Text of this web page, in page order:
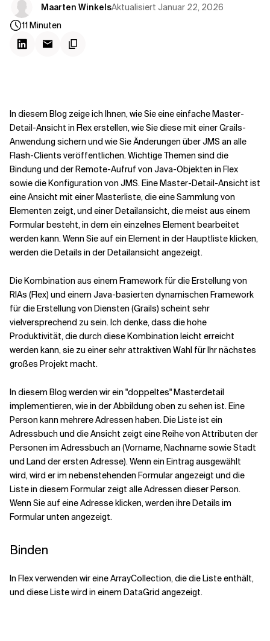
Verwandte Themen
Maarten WinkelsAktualisiert Januar 22, 2026
11Minuten
In diesem Blog zeige ich Ihnen, wie Sie eine einfache Master-
Detail-Ansicht in Flex erstellen, wie Sie diese mit einer Grails-
Anwendung sichern und wie Sie Änderungen über JMS an alle
Flash-Clients veröffentlichen. Wichtige Themen sind die
Bindung und der Remote-Aufruf von Java-Objekten in Flex
sowie die Konfiguration von JMS. Eine Master-Detail-Ansicht ist
eine Ansicht mit einer Masterliste, die eine Sammlung von
Elementen zeigt, und einer Detailansicht, die meist aus einem
Formular besteht, in dem ein einzelnes Element bearbeitet
werden kann. Wenn Sie auf ein Element in der Hauptliste klicken,
werden die Details in der Detailansicht angezeigt.
Die Kombination aus einem Framework für die Erstellung von
RIAs (Flex) und einem Java-basierten dynamischen Framework
für die Erstellung von Diensten (Grails) scheint sehr
vielversprechend zu sein. Ich denke, dass die hohe
Produktivität, die durch diese Kombination leicht erreicht
werden kann, sie zu einer sehr attraktiven Wahl für Ihr nächstes
großes Projekt macht.
In diesem Blog werden wir ein "doppeltes" Masterdetail
implementieren, wie in der Abbildung oben zu sehen ist. Eine
Person kann mehrere Adressen haben. Die Liste ist ein
Adressbuch und die Ansicht zeigt eine Reihe von Attributen der
Personen im Adressbuch an (Vorname, Nachname sowie Stadt
und Land der ersten Adresse). Wenn ein Eintrag ausgewählt
wird, wird er im nebenstehenden Formular angezeigt und die
Liste in diesem Formular zeigt alle Adressen dieser Person.
Wenn Sie auf eine Adresse klicken, werden ihre Details im
Formular unten angezeigt.
Binden
In Flex verwenden wir eine ArrayCollection, die die Liste enthält,
und diese Liste wird in einem DataGrid angezeigt.